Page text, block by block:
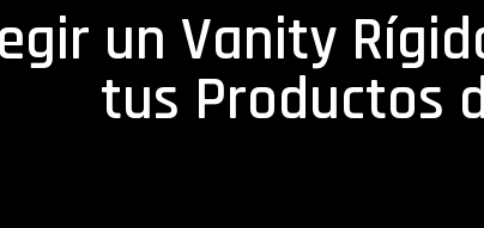
un Vanity
tus Productos